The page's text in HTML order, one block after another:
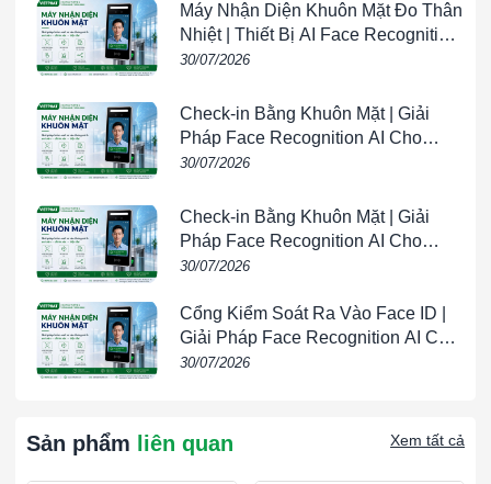
Máy Nhận Diện Khuôn Mặt Đo Thân
Nhiệt | Thiết Bị AI Face Recognition
& Temperature Screening |
30/07/2026
Check-in Bằng Khuôn Mặt | Giải
Pháp Face Recognition AI Cho
Doanh Nghiệp | VIETPHAT
30/07/2026
Check-in Bằng Khuôn Mặt | Giải
Pháp Face Recognition AI Cho
Doanh Nghiệp | VIETPHAT
30/07/2026
Cổng Kiểm Soát Ra Vào Face ID |
Giải Pháp Face Recognition AI Cho
Doanh Nghiệp | VIETPHAT
30/07/2026
Sản phẩm liên quan Xem tất cả